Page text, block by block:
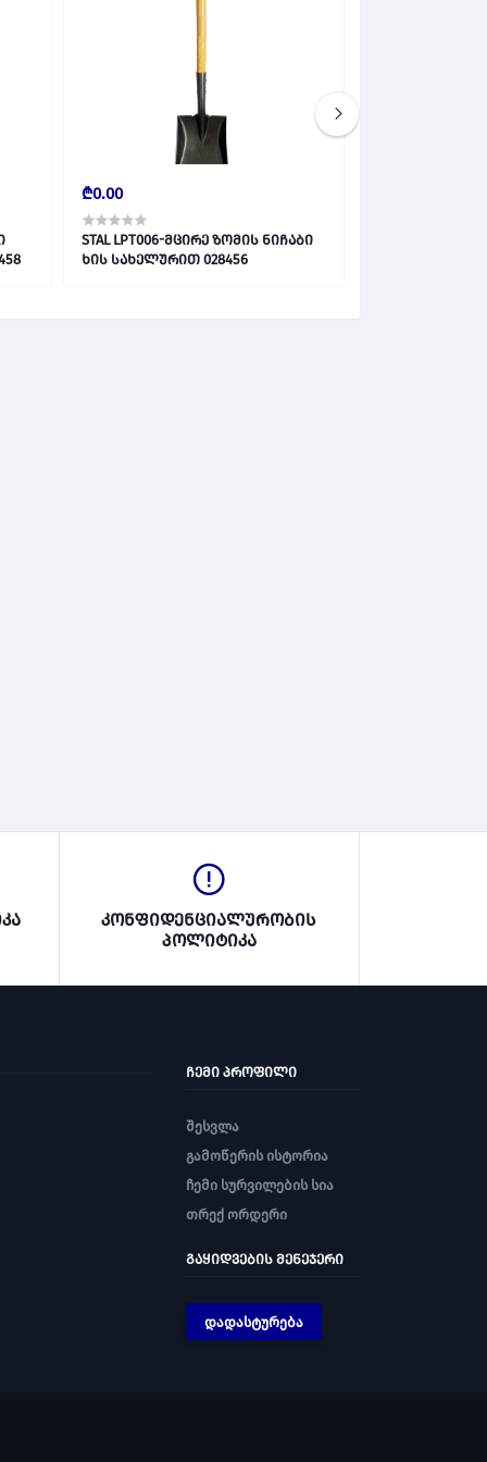
028458
₾0.00
STAL LPT006-მცირე ზომის ნიჩაბი
ხის სახელურით 028456
კონფიდენციალურობის
პოლიტიკა
ᲩᲔᲛᲘ ᲞᲠᲝᲤᲘᲚᲘ
შესვლა
გამოწერის ისტორია
ჩემი სურვილების სია
თრექ ორდერი
ᲒᲐᲧᲘᲓᲕᲔᲑᲘᲡ ᲛᲔᲜᲔᲯᲔᲠᲘ
დადასტურება